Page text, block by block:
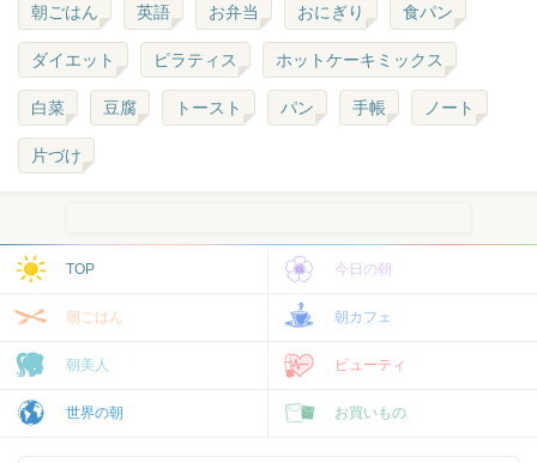
朝ごはん 英語 お弁当 おにぎり 食パン
ダイエット ピラティス ホットケーキミックス
白菜 豆腐 トースト パン 手帳 ノート
片づけ
TOP 今日の朝
朝ごはん 朝カフェ
朝美人 ビューティ
世界の朝 お買いもの